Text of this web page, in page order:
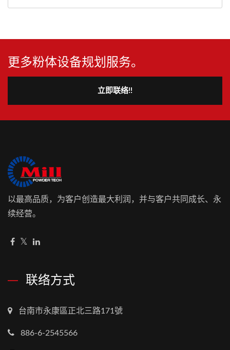
更多粉体设备规划服务。
立即联络!!
以最高品质，为客户创造最大利润，并与客户共同成长、永
续经营。
联络方式
台南市永康區正北三路171號
886-6-2545566